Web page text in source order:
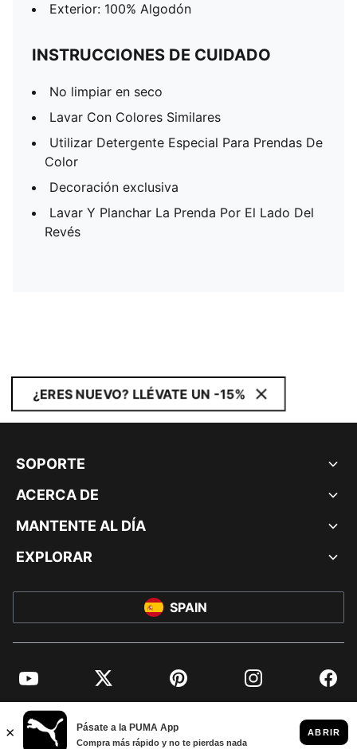
Exterior: 100% Algodón
INSTRUCCIONES DE CUIDADO
No limpiar en seco
Lavar Con Colores Similares
Utilizar Detergente Especial Para Prendas De
Color
Decoración exclusiva
Lavar Y Planchar La Prenda Por El Lado Del
Revés
¿ERES NUEVO? LLÉVATE UN -15%
SOPORTE
ACERCA DE
MANTENTE AL DÍA
EXPLORAR
SPAIN
YouTube Twitter Pinterest Instagram
© PUMA EUROPE GMBH, 2026. TODOS LOS DERECHOS RESERVADOS
AVISO LEGAL Y DATOS LEGALES